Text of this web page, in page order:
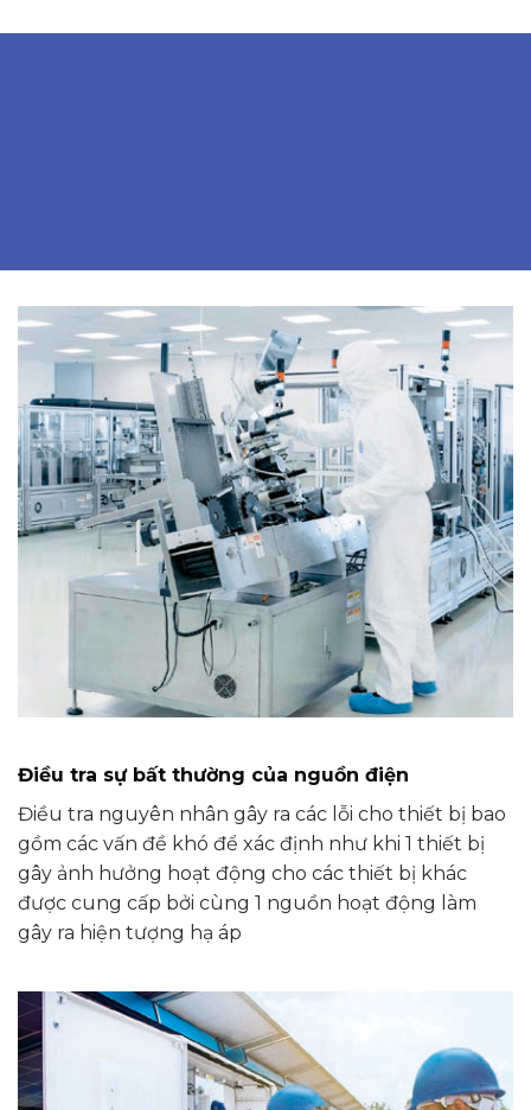
Điều tra sự bất thường của nguồn điện
Điều tra nguyên nhân gây ra các lỗi cho thiết bị bao
gồm các vấn đề khó để xác định như khi 1 thiết bị
gây ảnh hưởng hoạt động cho các thiết bị khác
được cung cấp bởi cùng 1 nguồn hoạt động làm
gây ra hiện tượng hạ áp